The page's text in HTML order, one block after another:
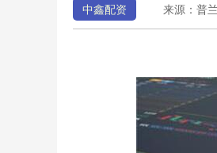
中鑫配资 来源：普